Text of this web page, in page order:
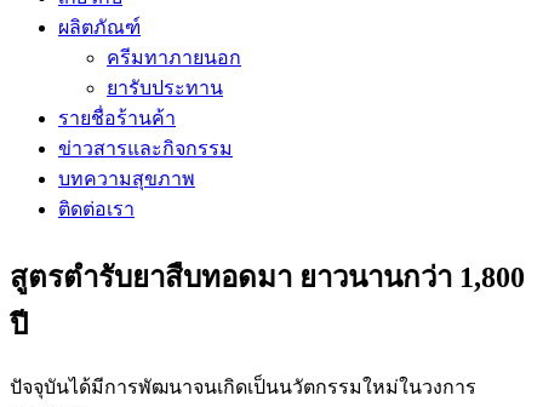
ผลิตภัณฑ์
ครีมทาภายนอก
ยารับประทาน
รายชื่อร้านค้า
ข่าวสารและกิจกรรม
บทความสุขภาพ
ติดต่อเรา
สูตรตำรับยาสืบทอดมา ยาวนานกว่า 1,800
ปี
ปัจจุบันได้มีการพัฒนาจนเกิดเป็นนวัตกรรมใหม่ในวงการ